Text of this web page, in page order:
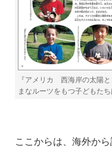
『アメリカ 西海岸の太陽
まなルーツをもつ子どもた
ここからは、海外か